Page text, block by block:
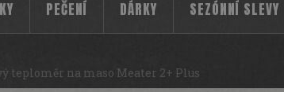
PEČENÍ DÁRKY SEZÓNNÍ SLEVY
teploměr na maso Meater 2+ Plus